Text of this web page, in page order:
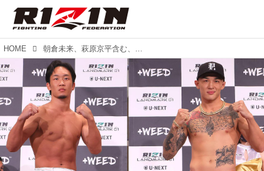
HOME 朝倉未来、萩原京平含む、全選手が計量クリア！+WEED presents RIZIN LANDMARK vol.1 計量結果